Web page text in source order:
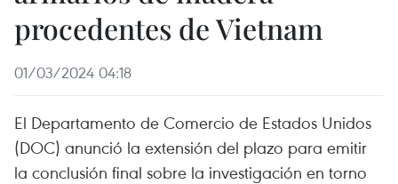
procedentes de Vietnam
01/03/2024 04:18
El Departamento de Comercio de Estados Unidos
(DOC) anunció la extensión del plazo para emitir
la conclusión final sobre la investigación en torno